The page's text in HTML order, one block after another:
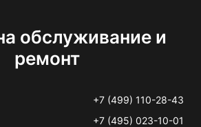
обслуживание и
ремонт
+7 (499) 110-28-43
+7 (495) 023-10-01